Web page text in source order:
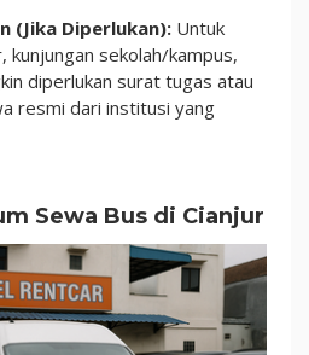
(Jika Diperlukan): Untuk
kunjungan sekolah/kampus,
diperlukan surat tugas atau
resmi dari institusi yang
Sewa Bus di Cianjur